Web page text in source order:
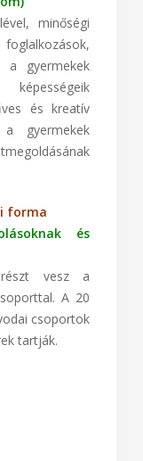
minőségi
a gyermekek
és kreatív
a gyermekek
forma
és
vesz a
A 20
csoportok
tartják.